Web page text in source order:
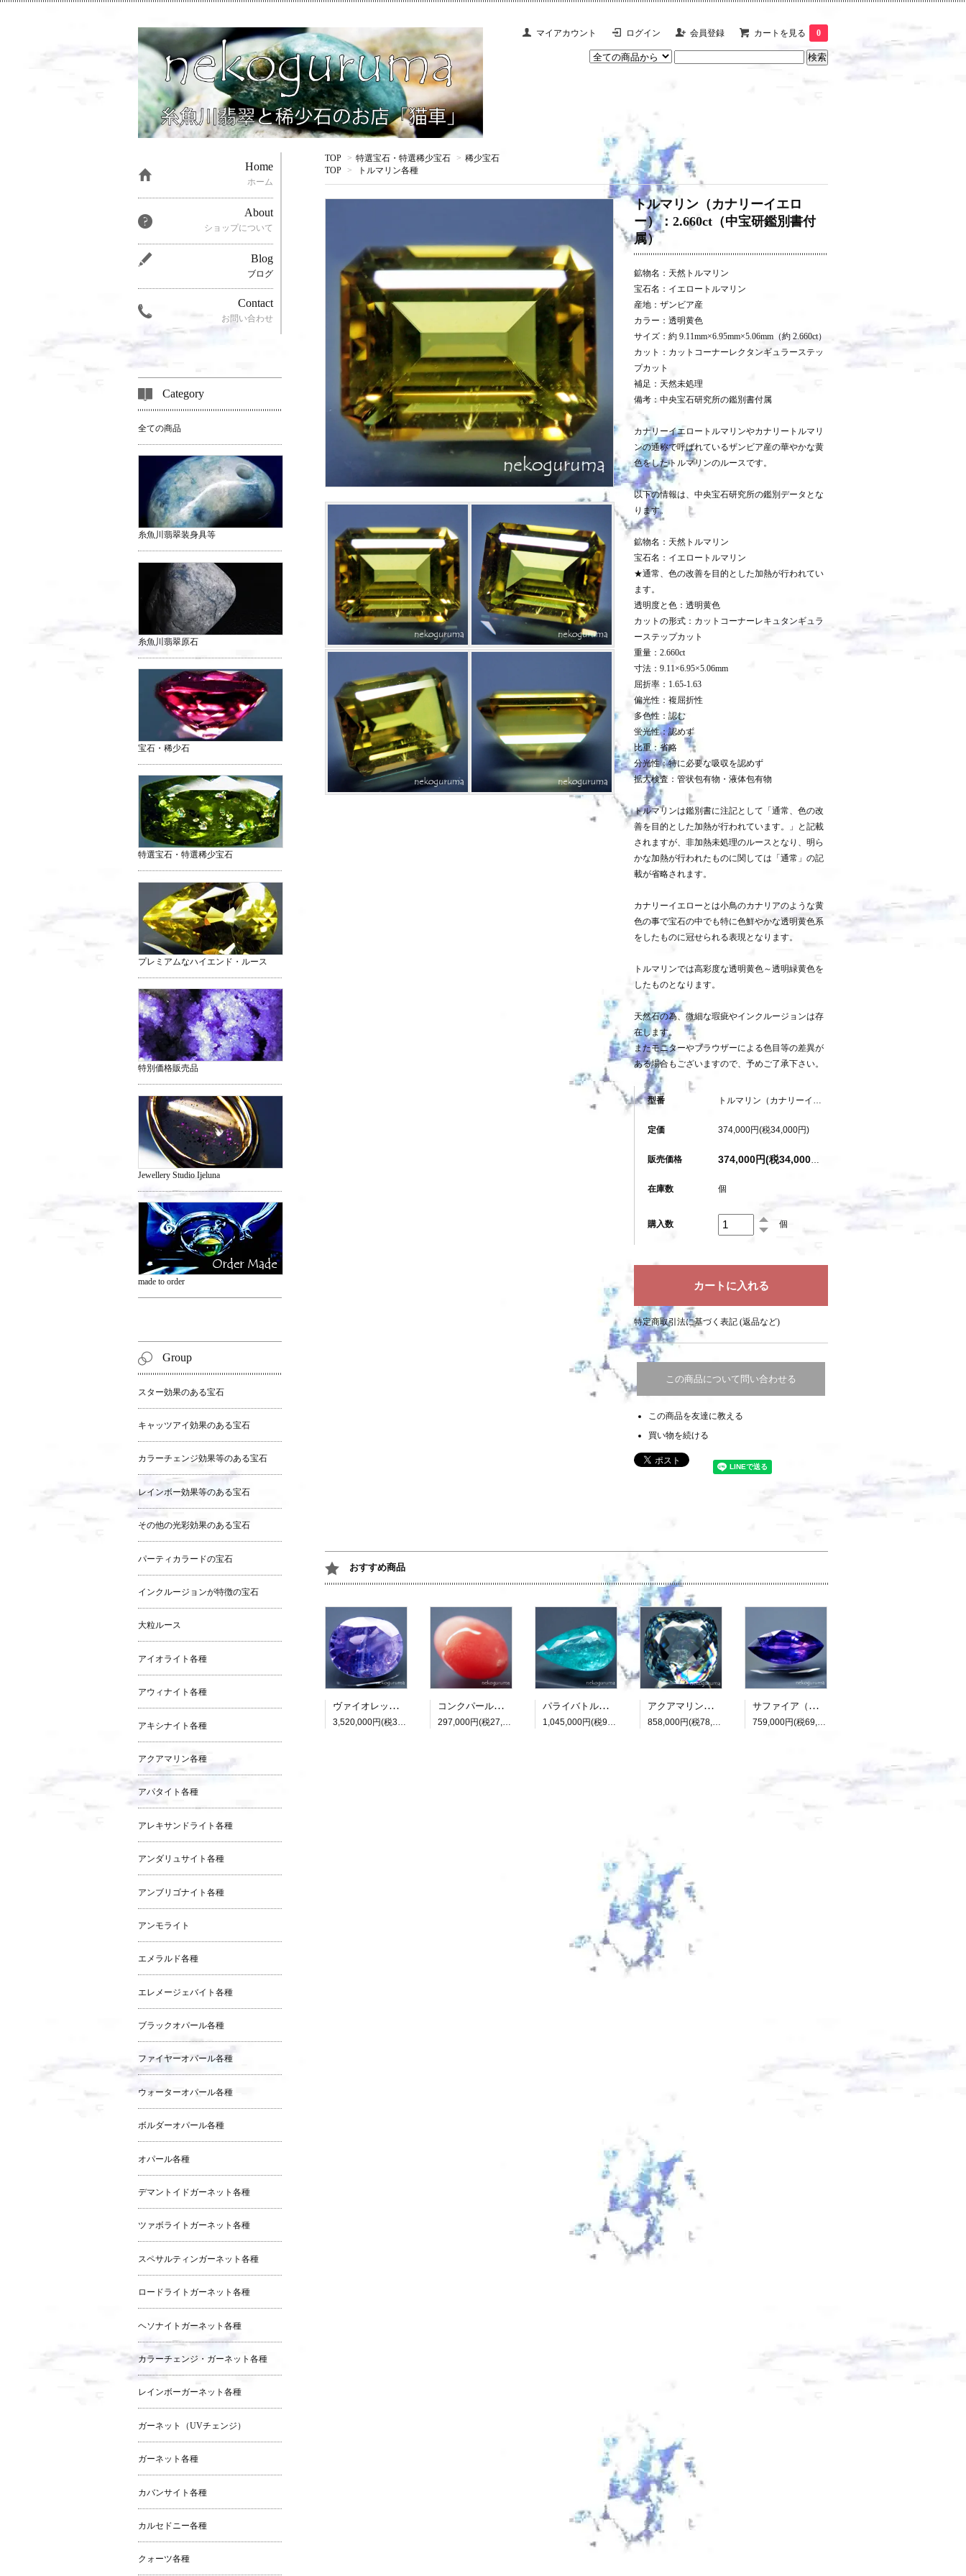
マイアカウント ログイン 会員登録 カートを見る 0
TOP > 特選宝石・特選稀少宝石 > 稀少宝石
TOP
> トルマリン各種
トルマリン（カナリーイエロ
ー）：2.660ct（中宝研鑑別書付
属）
鉱物名：天然トルマリン
宝石名：イエロートルマリン
産地：ザンビア産
カラー：透明黄色
サイズ：約 9.11mm×6.95mm×5.06mm（約 2.660ct）
カット：カットコーナーレクタンギュラーステッ
プカット
補足：天然未処理
備考：中央宝石研究所の鑑別書付属
カナリーイエロートルマリンやカナリートルマリ
ンの通称で呼ばれているザンビア産の華やかな黄
色をしたトルマリンのルースです。
以下の情報は、中央宝石研究所の鑑別データとな
ります。
鉱物名：天然トルマリン
宝石名：イエロートルマリン
★通常、色の改善を目的とした加熱が行われてい
ます。
透明度と色：透明黄色
カットの形式：カットコーナーレキュタンギュラ
ーステップカット
重量：2.660ct
寸法：9.11×6.95×5.06mm
屈折率：1.65-1.63
偏光性：複屈折性
多色性：認む
蛍光性：認めず
比重：省略
分光性：特に必要な吸収を認めず
拡大検査：管状包有物・液体包有物
トルマリンは鑑別書に注記として「通常、色の改
善を目的とした加熱が行われています。」と記載
されますが、非加熱未処理のルースとなり、明ら
かな加熱が行われたものに関しては「通常」の記
載が省略されます。
カナリーイエローとは小鳥のカナリアのような黄
色の事で宝石の中でも特に色鮮やかな透明黄色系
をしたものに冠せられる表現となります。
トルマリンでは高彩度な透明黄色～透明緑黄色を
したものとなります。
天然石の為、微細な瑕疵やインクルージョンは存
在します。
またモニターやブラウザーによる色目等の差異が
ある場合もございますので、予めご了承下さい。
型番 トルマリン（カナリーイエロー）：2.660ct（中宝研鑑別書付属）
定価 374,000円(税34,000円)
販売価格
在庫数 個
購入数 個
特定商取引法に基づく表記 (返品など)
この商品について問い合わせる
この商品を友達に教える
買い物を続ける
おすすめ商品
ヴァイオレットサファイア：7.418ct（非加熱：中宝研鑑別書付属）
3,520,000円(税320,000円)
コンクパール：0.990ct（中央宝石研究所鑑別書付属）
297,000円(税27,000円)
パライバトルマリン：3.482ct（中央宝石研究所鑑別書付属）
1,045,000円(税95,000円)
アクアマリン（光彩効果）：15.893ct（中央宝石研究所鑑別書付属）
858,000円(税78,000円)
サファイア（パーティカラード）：2.136ct（非加熱：中宝研鑑別書付属）
759,000円(税69,000円)
Home
ホーム
About
ショップについて
Blog
ブログ
Contact
お問い合わせ
Category
全ての商品
糸魚川翡翠装身具等
糸魚川翡翠原石
宝石・稀少石
特選宝石・特選稀少宝石
プレミアムなハイエンド・ルース
特別価格販売品
Jewellery Studio Ijeluna
made to order
Group
スター効果のある宝石
キャッツアイ効果のある宝石
カラーチェンジ効果等のある宝石
レインボー効果等のある宝石
その他の光彩効果のある宝石
パーティカラードの宝石
インクルージョンが特徴の宝石
大粒ルース
アイオライト各種
アウィナイト各種
アキシナイト各種
アクアマリン各種
アパタイト各種
アレキサンドライト各種
アンダリュサイト各種
アンブリゴナイト各種
アンモライト
エメラルド各種
エレメージェバイト各種
ブラックオパール各種
ファイヤーオパール各種
ウォーターオパール各種
ボルダーオパール各種
オパール各種
デマントイドガーネット各種
ツァボライトガーネット各種
スペサルティンガーネット各種
ロードライトガーネット各種
ヘソナイトガーネット各種
カラーチェンジ・ガーネット各種
レインボーガーネット各種
ガーネット（UVチェンジ）
ガーネット各種
カバンサイト各種
カルセドニー各種
クォーツ各種